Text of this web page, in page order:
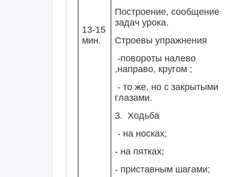
13-15
мин.
Построение, сообщение
задач урока.
Строевы упражнения
-повороты налево
,направо, кругом ;
- то же, но с закрытыми
глазами.
3. Ходьба
- на носках;
- на пятках;
- приставным шагами;